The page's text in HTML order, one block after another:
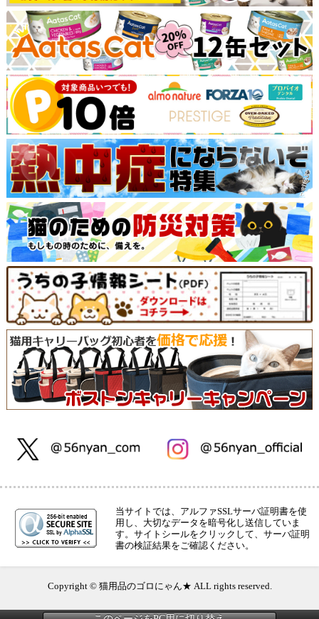
当サイトでは、アルファSSLサーバ証明書を使
用し、大切なデータを暗号化し送信していま
す。サイトシールをクリックして、サーバ証明
書の検証結果をご確認ください。
Copyright © 猫用品のゴロにゃん★ ALL rights reserved.